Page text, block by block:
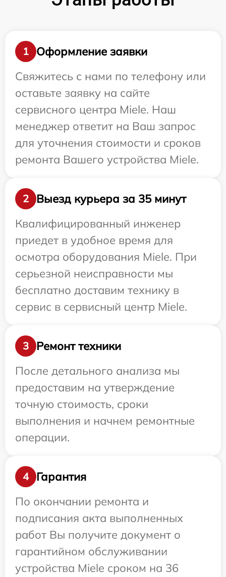
1
Оформление заявки
Свяжитесь с нами по телефону или
оставьте заявку на сайте
сервисного центра Miele. Наш
менеджер ответит на Ваш запрос
для уточнения стоимости и сроков
ремонта Вашего устройства Miele.
2
Выезд курьера за 35 минут
Квалифицированный инженер
приедет в удобное время для
осмотра оборудования Miele. При
серьезной неисправности мы
бесплатно доставим технику в
сервис в сервисный центр Miele.
3
Ремонт техники
После детального анализа мы
предоставим на утверждение
точную стоимость, сроки
выполнения и начнем ремонтные
операции.
4
Гарантия
По окончании ремонта и
подписания акта выполненных
работ Вы получите документ о
гарантийном обслуживании
устройства Miele сроком на 36